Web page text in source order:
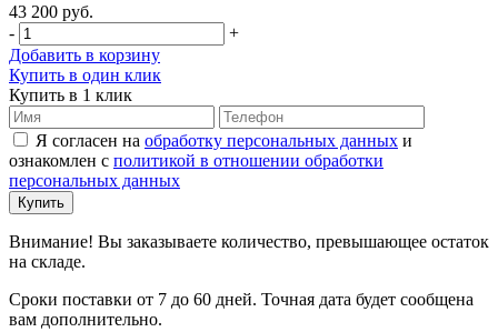
43 200 руб.
-
+
Добавить в корзину
Купить в один клик
Купить в 1 клик
Я согласен на обработку персональных данных и
ознакомлен с политикой в отношении обработки
персональных данных
Внимание! Вы заказываете количество, превышающее остаток
на складе.
Сроки поставки от 7 до 60 дней. Точная дата будет сообщена
вам дополнительно.